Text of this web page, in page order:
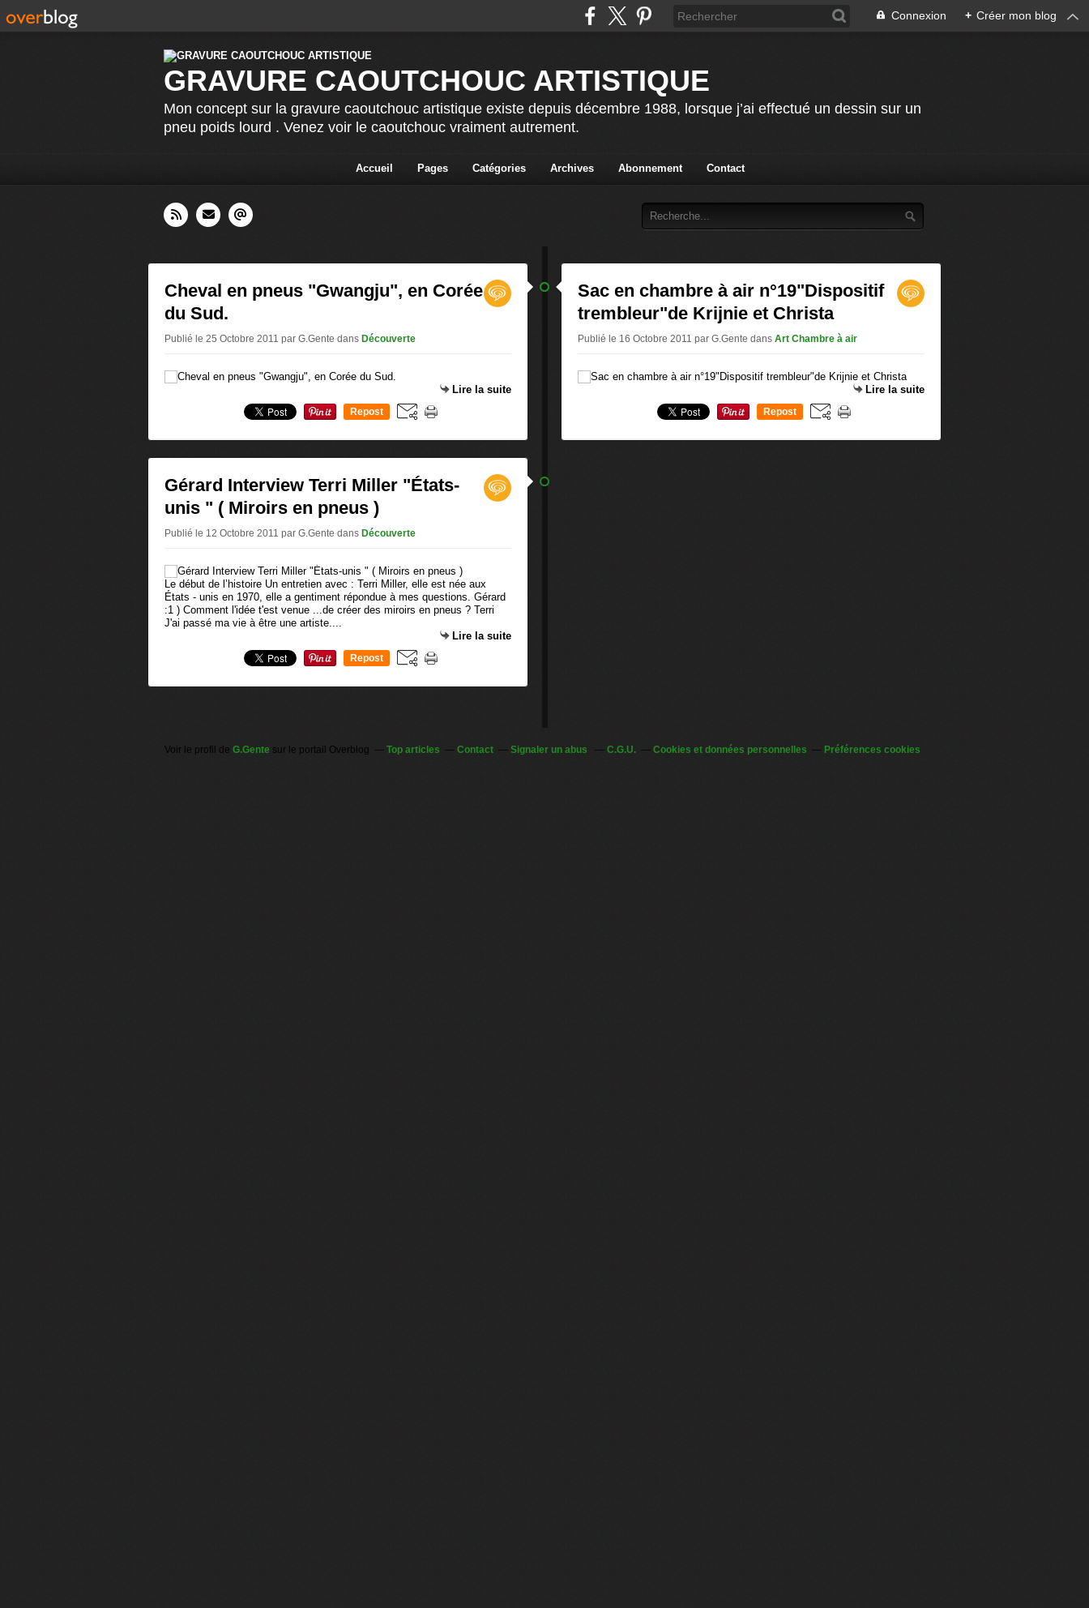
Connexion + Créer mon blog
GRAVURE CAOUTCHOUC ARTISTIQUE
Mon concept sur la gravure caoutchouc artistique existe depuis décembre 1988, lorsque j’ai effectué un dessin sur un
pneu poids lourd . Venez voir le caoutchouc vraiment autrement.
Accueil Pages Catégories Archives Abonnement Contact
Cheval en pneus "Gwangju", en Corée
du Sud.
Publié le 25 Octobre 2011 par G.Gente dans Découverte
Lire la suite
Repost
Gérard Interview Terri Miller "États-
unis " ( Miroirs en pneus )
Publié le 12 Octobre 2011 par G.Gente dans Découverte
Le début de l’histoire Un entretien avec : Terri Miller, elle est née aux
États - unis en 1970, elle a gentiment répondue à mes questions. Gérard
:1 ) Comment l'idée t'est venue ...de créer des miroirs en pneus ? Terri
J'ai passé ma vie à être une artiste....
Lire la suite
Repost
Sac en chambre à air n°19"Dispositif
trembleur"de Krijnie et Christa
Publié le 16 Octobre 2011 par G.Gente dans Art Chambre à air
Lire la suite
Repost
Voir le profil de G.Gente sur le portail Overblog Top articles Contact Signaler un abus C.G.U. Cookies et données personnelles Préférences cookies